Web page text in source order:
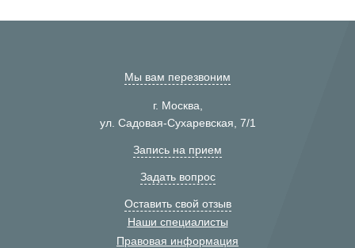
Мы вам перезвоним
г. Москва,
ул. Садовая-Сухаревская, 7/1
Запись на прием
Задать вопрос
Оставить свой отзыв
Наши специалисты
Правовая информация